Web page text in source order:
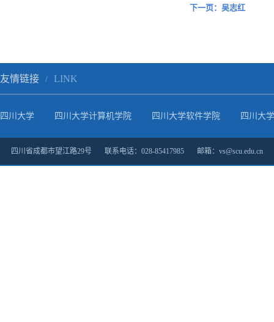
下一页：吴志红
友情链接 / LINK
四川大学 四川大学计算机学院 四川大学软件学院 四川大
四川省成都市望江路29号 联系电话：028-85417985 邮箱：vs@scu.edu.cn